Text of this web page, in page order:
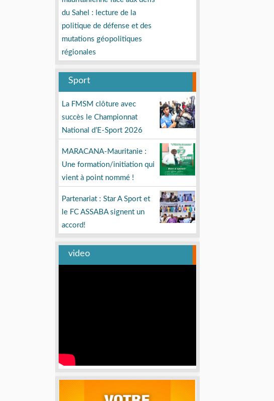
du Sahel : lecture de la
politique de défense et des
mutations géopolitiques
régionales
Sport
La FMSM clôture avec
succès le Championnat
National d’E-Sport 2026
MARACANA-Mauritanie :
Une formation/initiation qui
vient à point nommé !
Partenariat : Star A Sport et
le FC ASSABA signent un
accord!
video